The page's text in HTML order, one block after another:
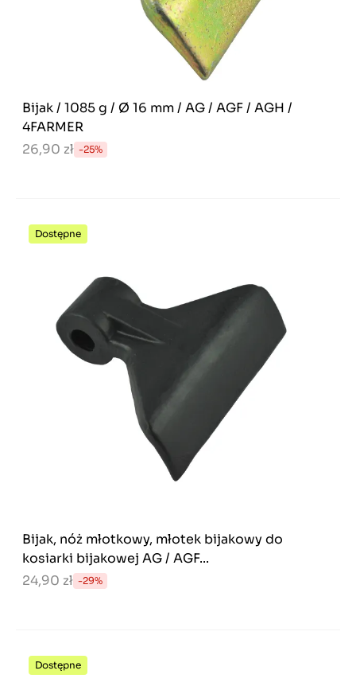
Bijak / 1085 g / Ø 16 mm / AG / AGF / AGH /
4FARMER
26,90 zł -25%
Dostępne
Bijak, nóż młotkowy, młotek bijakowy do
kosiarki bijakowej AG / AGF...
24,90 zł -29%
Dostępne